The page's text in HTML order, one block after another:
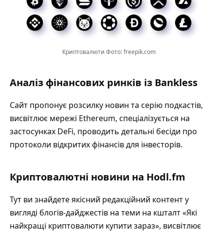
Криптовалюти Фото: freepik.com
Аналіз фінансових ринків із Bankless
Сайт пропонує розсилку новин та серію подкастів,
висвітлює мережі Ethereum, спеціалізується на
застосунках DeFi, проводить детальні бесіди про
протоколи відкритих фінансів для інвесторів.
Криптовалютні новини на Hodl.fm
Тут ви знайдете якісний редакційний контент у
вигляді блогів-дайджестів на теми на кшталт «Які
найкращі криптовалюти купити зараз», висвітлює